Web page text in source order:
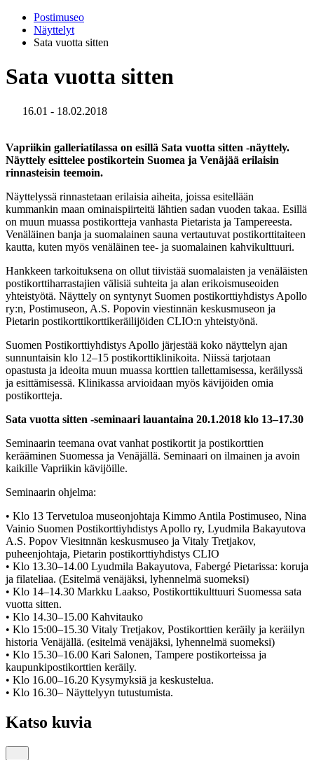
Postimuseo
Näyttelyt
Sata vuotta sitten
Sata vuotta sitten
16.01 - 18.02.2018
Vapriikin galleriatilassa on esillä Sata vuotta sitten -näyttely.
Näyttely esittelee postikortein Suomea ja Venäjää erilaisin
rinnasteisin teemoin.
Näyttelyssä rinnastetaan erilaisia aiheita, joissa esitellään
kummankin maan ominaispiirteitä lähtien sadan vuoden takaa. Esillä
on muun muassa postikortteja vanhasta Pietarista ja Tampereesta.
Venäläinen banja ja suomalainen sauna vertautuvat postikorttitaiteen
kautta, kuten myös venäläinen tee- ja suomalainen kahvikulttuuri.
Hankkeen tarkoituksena on ollut tiivistää suomalaisten ja venäläisten
postikorttiharrastajien välisiä suhteita ja alan erikoismuseoiden
yhteistyötä. Näyttely on syntynyt Suomen postikorttiyhdistys Apollo
ry:n, Postimuseon, A.S. Popovin viestinnän keskusmuseon ja
Pietarin postikorttikorttikeräilijöiden CLIO:n yhteistyönä.
Suomen Postikorttiyhdistys Apollo järjestää koko näyttelyn ajan
sunnuntaisin klo 12–15 postikorttiklinikoita. Niissä tarjotaan
opastusta ja ideoita muun muassa korttien tallettamisessa, keräilyssä
ja esittämisessä. Klinikassa arvioidaan myös kävijöiden omia
postikortteja.
Sata vuotta sitten -seminaari lauantaina 20.1.2018 klo 13–17.30
Seminaarin teemana ovat vanhat postikortit ja postikorttien
kerääminen Suomessa ja Venäjällä. Seminaari on ilmainen ja avoin
kaikille Vapriikin kävijöille.
Seminaarin ohjelma:
• Klo 13 Tervetuloa museonjohtaja Kimmo Antila Postimuseo, Nina
Vainio Suomen Postikorttiyhdistys Apollo ry, Lyudmila Bakayutova
A.S. Popov Viesitnnän keskusmuseo ja Vitaly Tretjakov,
puheenjohtaja, Pietarin postikorttiyhdistys CLIO
• Klo 13.30–14.00 Lyudmila Bakayutova, Fabergé Pietarissa: koruja
ja filateliaa. (Esitelmä venäjäksi, lyhennelmä suomeksi)
• Klo 14–14.30 Markku Laakso, Postikorttikulttuuri Suomessa sata
vuotta sitten.
• Klo 14.30–15.00 Kahvitauko
• Klo 15:00–15.30 Vitaly Tretjakov, Postikorttien keräily ja keräilyn
historia Venäjällä. (esitelmä venäjäksi, lyhennelmä suomeksi)
• Klo 15.30–16.00 Kari Salonen, Tampere postikorteissa ja
kaupunkipostikorttien keräily.
• Klo 16.00–16.20 Kysymyksiä ja keskustelua.
• Klo 16.30– Näyttelyyn tutustumista.
Katso kuvia